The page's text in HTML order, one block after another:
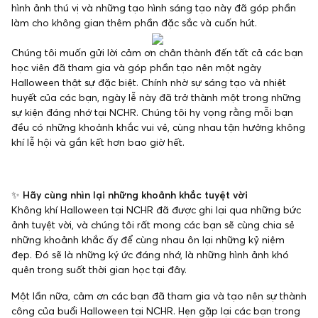
hình ảnh thú vị và những tạo hình sáng tạo này đã góp phần
làm cho không gian thêm phần đặc sắc và cuốn hút.
Chúng tôi muốn gửi lời cảm ơn chân thành đến tất cả các bạn
học viên đã tham gia và góp phần tạo nên một ngày
Halloween thật sự đặc biệt. Chính nhờ sự sáng tạo và nhiệt
huyết của các bạn, ngày lễ này đã trở thành một trong những
sự kiện đáng nhớ tại NCHR. Chúng tôi hy vọng rằng mỗi bạn
đều có những khoảnh khắc vui vẻ, cùng nhau tận hưởng không
khí lễ hội và gắn kết hơn bao giờ hết.
✨ Hãy cùng nhìn lại những khoảnh khắc tuyệt vời
Không khí Halloween tại NCHR đã được ghi lại qua những bức
ảnh tuyệt vời, và chúng tôi rất mong các bạn sẽ cùng chia sẻ
những khoảnh khắc ấy để cùng nhau ôn lại những kỷ niệm
đẹp. Đó sẽ là những ký ức đáng nhớ, là những hình ảnh khó
quên trong suốt thời gian học tại đây.
Một lần nữa, cảm ơn các bạn đã tham gia và tạo nên sự thành
công của buổi Halloween tại NCHR. Hẹn gặp lại các bạn trong